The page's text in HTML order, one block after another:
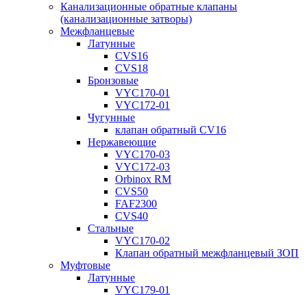
Канализационные обратные клапаны
(канализационные затворы)
Межфланцевые
Латунные
CVS16
CVS18
Бронзовые
VYC170-01
VYC172-01
Чугунные
клапан обратный CV16
Нержавеющие
VYC170-03
VYC172-03
Orbinox RM
CVS50
FAF2300
CVS40
Стальные
VYC170-02
Клапан обратный межфланцевый ЗОП
Муфтовые
Латунные
VYC179-01